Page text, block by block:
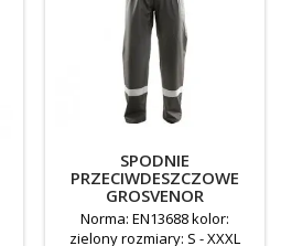
SPODNIE
PRZECIWDESZCZOWE
GROSVENOR
Norma: EN13688 kolor:
zielony rozmiary: S - XXXL